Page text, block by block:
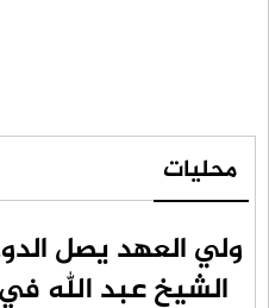
محليات
ولي العهد يصل
الشيخ عبد الله